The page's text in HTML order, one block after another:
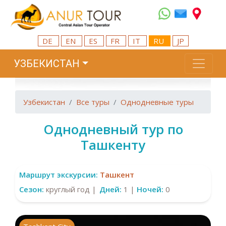
DE EN ES FR IT RU JP
УЗБЕКИСТАН
Узбекистан Все туры Однодневные туры
Однодневный тур по
Ташкенту
Маршрут экскурсии: Ташкент
Сезон: круглый год | Дней: 1 | Ночей: 0